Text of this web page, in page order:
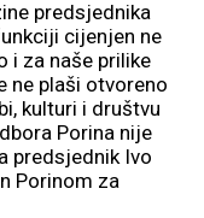
predsjednika
cijenjen ne
i za naše prilike
ne plaši otvoreno
kulturi i društvu
Porina nije
predsjednik Ivo
Porinom za